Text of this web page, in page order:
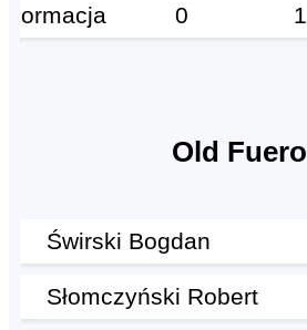
Formacja 0 1
Old Fuero
Świrski Bogdan
Słomczyński Robert